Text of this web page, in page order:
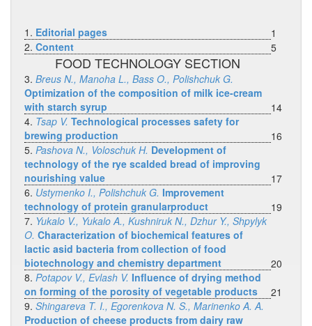
1. Editorial pages
1
2. Content 5
FOOD TECHNOLOGY SECTION
3. Breus N., Manoha L., Bass O., Polishchuk G.
Optimization of the composition of milk ice-cream
with starch syrup
14
4. Tsap V. Technological processes safety for
brewing production
16
5. Pashova N., Voloschuk H. Development of
technology of the rye scalded bread of improving
nourishing value
17
6. Ustymenko I., Polishchuk G. Improvement
technology of protein granularproduct
19
7. Yukalo V., Yukalo A., Kushniruk N., Dzhur Y., Shpylyk
O. Characterization of biochemical features of
lactic asid bacteria from collection of food
biotechnology and chemistry department
20
8. Potapov V., Evlash V. Influence of drying method
on forming of the porosity of vegetable products
21
9. Shingareva T. I., Egorenkova N. S., Marinenko A. A.
Production of cheese products from dairy raw